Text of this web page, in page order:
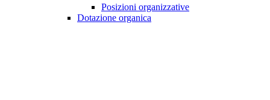
Posizioni organizzative
Dotazione organica